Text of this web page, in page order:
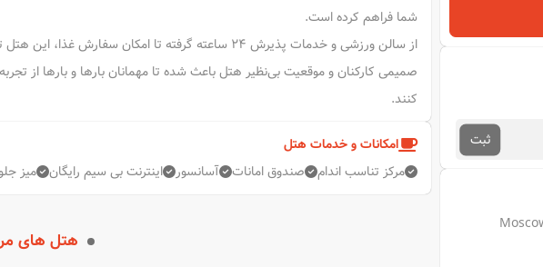
ثبت
شما فراهم کرده است.
از سالن ورزشی و خدمات پذیرش ۲۴ ساعته گرفته تا امکان
صمیمی کارکنان و موقعیت بی‌نظیر هتل باعث شده تا مهمانان بارها و بارها از
کنند.
امکانات و خدمات هتل
مرکز تناسب اندام
صندوق امانات آسانسور اینترنت بی سیم رایگان میز جلو 24 ساعته
هتل های